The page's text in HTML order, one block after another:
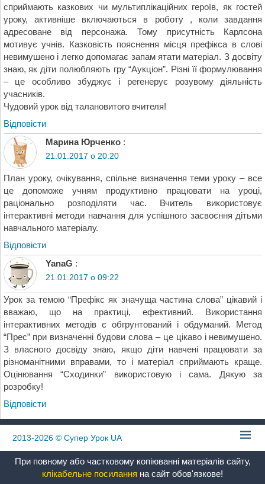
сприймають казкових чи мультиплікаційних героїв, як гостей
уроку, активніше включаються в роботу , коли завдання
адресоване від персонажа. Тому присутність Карлсона
мотивує учнів. Казковість пояснення місця префікса в слові
невимушено і легко допомагає запам ятати матеріал. З досвіту
знаю, як діти полюбляють гру “Аукціон”. Різні її формулювання
– це особливо збуджує і регенерує розувому діяльність
учасників.
Чудовий урок від талановитого вчителя!
Відповіcти
Mарина Юрченко :
21.01.2017 о 20:20
План уроку, очікування, спільне визначення теми уроку – все
це допоможе учням продуктивно працювати на уроці,
раціонально розподіляти час. Вчитель використовує
інтерактивні методи навчання для успішного засвоєння дітьми
навчального матеріалу.
Відповіcти
YanaG :
21.01.2017 о 09:22
Урок за темою “Префікс як значуща частина слова” цікавий і
вважаю, що на практиці, ефективний. Використання
інтерактивних методів є обгрунтований і обдуманий. Метод
“Прес” при визначенні будови слова – це цікаво і невимушено.
З власного досвіду знаю, якщо діти навчені працювати за
різноманітними вправами, то і матеріал сприймають краще.
Оцінювання “Сходинки” використовую і сама. Дякую за
розробку!
Відповіcти
2013-2026 © Супер Урок UA
При повному або частковому копіюванні матеріалів сайту,
клікабельне посилання на сайт обов'язкове!